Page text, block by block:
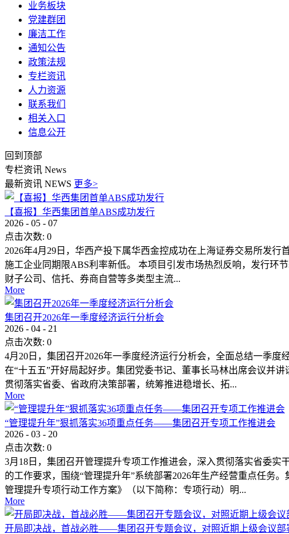
业务板块
党建群团
廉洁工作
通知公告
政策法规
专栏资讯
人力资源
联系我们
相关入口
信息公开
回到顶部
专栏资讯 News
最新资讯 NEWS 更多>
【喜报】华西集团首单ABS成功发行
2026 - 05 - 07
点击次数: 0
2026年4月29日，华西产投下属华西金控成功在上海证券交易所发
施工企业同期限ABS利率新低。 本项目引发市场热烈反响，发行环
财子公司、信托、券商自营等多类型主流...
More
集团召开2026年一季度经济运行分析会
2026 - 04 - 21
点击次数: 0
4月20日，集团召开2026年一季度经济运行分析会，全面总结一季
在“十五五”开好局起好步。集团党委书记、董事长马林出席会议并
贯彻落实省委、省政府决策部署，统筹推进稳增长、拓...
More
“管理提升年”狠抓落实36项重点任务——集团召开专项工作推进会
2026 - 03 - 20
点击次数: 0
3月18日，集团召开管理提升专项工作推进会，深入贯彻落实省委
的工作要求，围绕“管理提升年”系统部署2026年生产经营重点任务
管理提升专项行动工作方案》（以下简称：专项行动）明...
More
开局即决战，首战必胜——集团召开专题会议，对照近期上级会议部